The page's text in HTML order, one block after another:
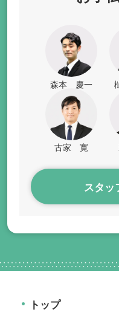
森本 慶一
古家 寛
スタッ
トップ